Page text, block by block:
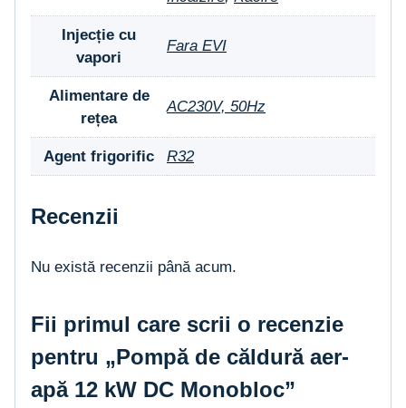
Injecție cu
vapori
Fara EVI
Alimentare de
rețea
AC230V, 50Hz
Agent frigorific R32
Recenzii
Nu există recenzii până acum.
Fii primul care scrii o recenzie
pentru „Pompă de căldură aer-
apă 12 kW DC Monobloc”